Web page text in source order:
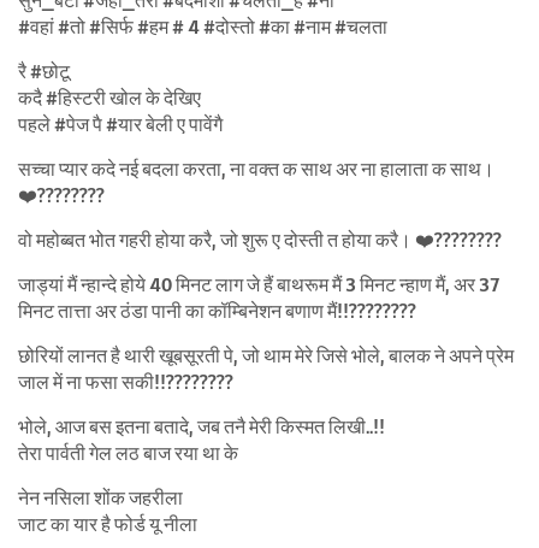
#वहां #तो #सिर्फ #हम # 4 #दोस्तो #का #नाम #चलता
रै #छोटू
कदै #हिस्टरी खोल के देखिए
पहले #पेज पै #यार बेली ए पावेंगै
सच्चा प्यार कदे नई बदला करता, ना वक्त क साथ अर ना हालाता क साथ।
❤️????????
वो महोब्बत भोत गहरी होया करै, जो शुरू ए दोस्ती त होया करै। ❤️????????
जाड्यां मैं न्हान्दे होये 40 मिनट लाग जे हैं बाथरूम मैं 3 मिनट न्हाण मैं, अर 37
मिनट तात्ता अर ठंडा पानी का कॉम्बिनेशन बणाण मैं!!????????
छोरियों लानत है थारी खूबसूरती पे, जो थाम मेरे जिसे भोले, बालक ने अपने प्रेम
जाल में ना फसा सकी!!????????
भोले, आज बस इतना बतादे, जब तनै मेरी किस्मत लिखी..!!
तेरा पार्वती गेल लठ बाज रया था के
नेन नसिला शोंक जहरीला
जाट का यार है फोर्ड यू नीला